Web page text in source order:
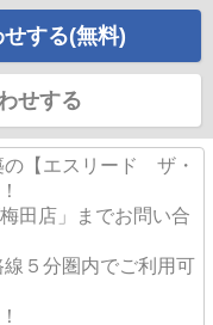
する(無料)
せする
の【エスリード ザ・
田店」までお問い合
５分圏内でご利用可